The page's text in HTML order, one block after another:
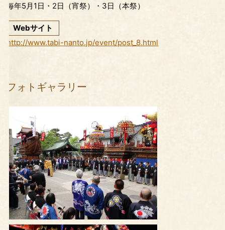
毎年5月1日・2日（宵祭）・3日（本祭）
Webサイト
http://www.tabi-nanto.jp/event/post_8.html
フォトギャラリー